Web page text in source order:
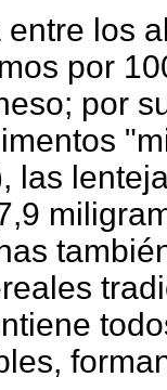
los
por
por
las